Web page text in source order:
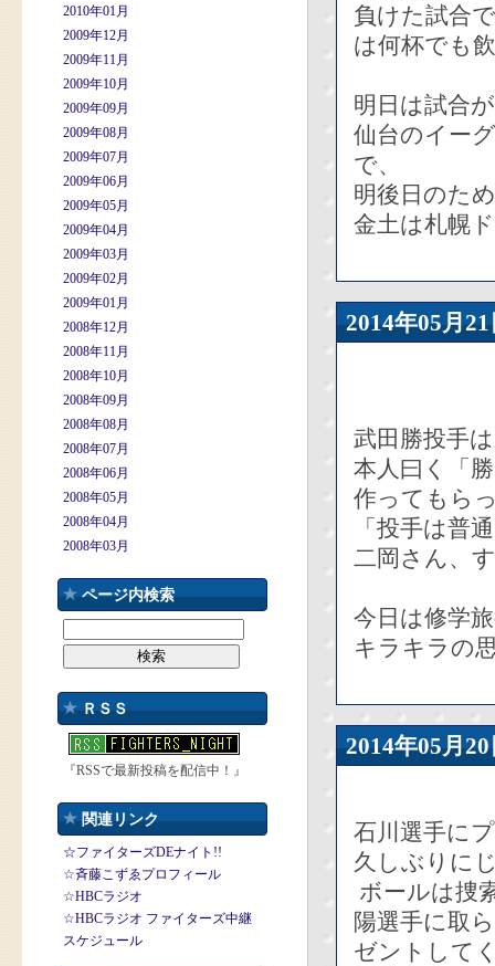
2010年01月
2009年12月
2009年11月
2009年10月
2009年09月
2009年08月
2009年07月
2009年06月
2009年05月
2009年04月
2009年03月
2009年02月
2009年01月
2008年12月
2008年11月
2008年10月
2008年09月
2008年08月
2008年07月
2008年06月
2008年05月
2008年04月
2008年03月
ページ内検索
ＲＳＳ
『RSSで最新投稿を配信中！』
関連リンク
☆ファイターズDEナイト!!
☆斉藤こずゑプロフィール
☆HBCラジオ
☆HBCラジオ ファイターズ中継
スケジュール
負けた試合
は何杯でも
明日は試合
仙台のイー
で、
明後日のた
金土は札幌
2014年05
武田勝投手
本人曰く「
作ってもら
「投手は普
二岡さん、
今日は修学
キラキラの
2014年05
石川選手に
久しぶりに
ボールは捜
陽選手に取
ゼントして